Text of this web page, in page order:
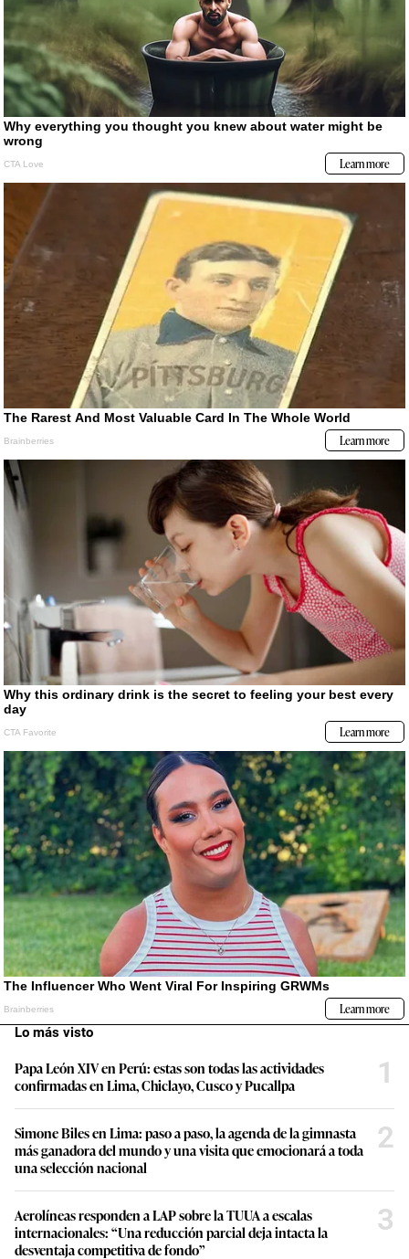
Lo más visto
Papa León XIV en Perú: estas son todas las actividades
confirmadas en Lima, Chiclayo, Cusco y Pucallpa
1
Simone Biles en Lima: paso a paso, la agenda de la gimnasta
más ganadora del mundo y una visita que emocionará a toda
una selección nacional
2
Aerolíneas responden a LAP sobre la TUUA a escalas
internacionales: “Una reducción parcial deja intacta la
desventaja competitiva de fondo”
3